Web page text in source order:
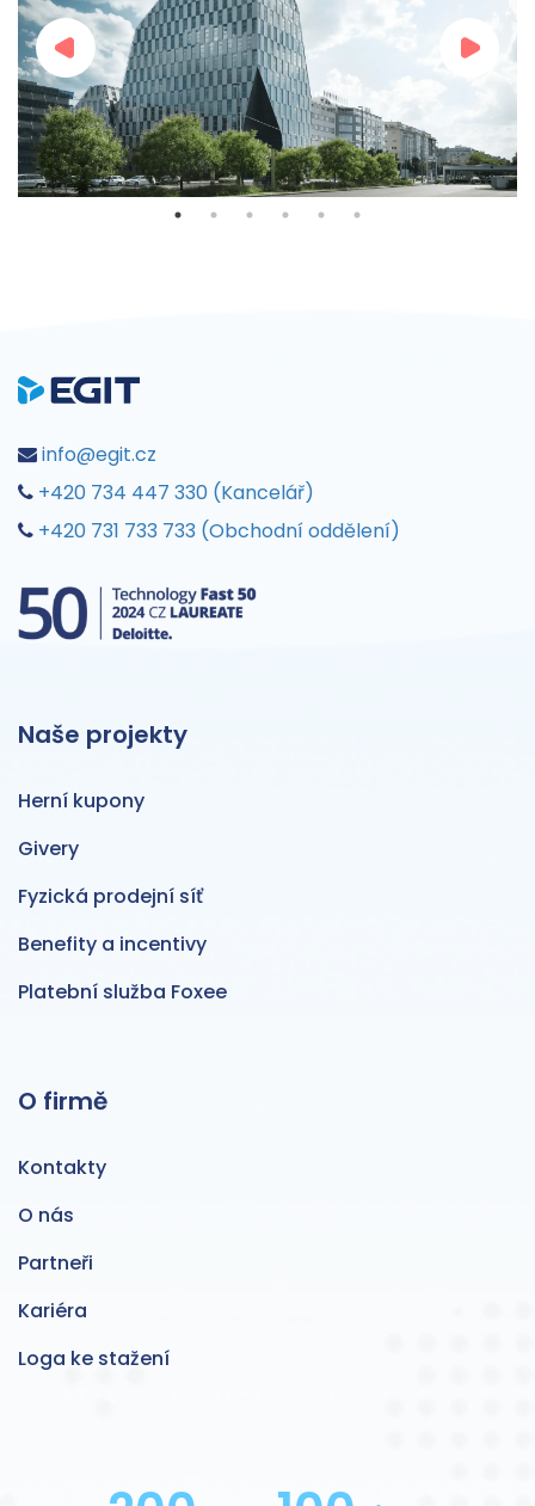
info@egit.cz
+420 734 447 330 (Kancelář)
+420 731 733 733 (Obchodní oddělení)
Naše projekty
Herní kupony
Givery
Fyzická prodejní síť
Benefity a incentivy
Platební služba Foxee
O firmě
Kontakty
O nás
Partneři
Kariéra
Loga ke stažení